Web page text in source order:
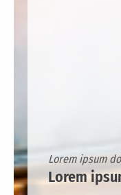
Lorem ipsum
Lorem